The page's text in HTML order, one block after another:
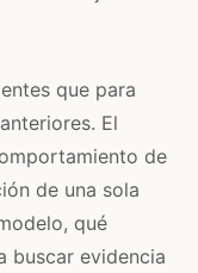
que para
El
de
de una sola
qué
buscar evidencia